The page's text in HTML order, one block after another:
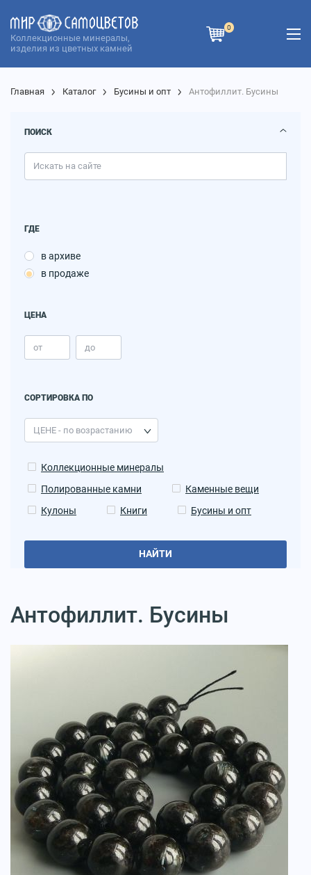
Коллекционные минералы,
изделия из цветных камней
0
Главная Каталог Бусины и опт Антофиллит. Бусины
ПОИСК
ГДЕ
в архиве
в продаже
ЦЕНА
СОРТИРОВКА ПО
Коллекционные минералы
Полированные камни
Каменные вещи
Кулоны
Книги Бусины и опт
НАЙТИ
Антофиллит. Бусины